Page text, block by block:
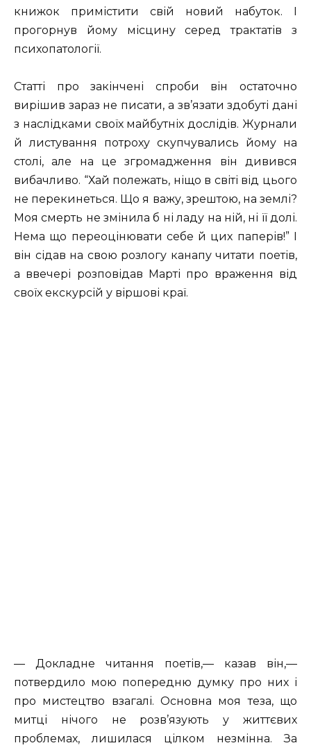
книжок примістити свій новий набуток. І
прогорнув йому місцину серед трактатів з
психопатології.
Статті про закінчені спроби він остаточно
вирішив зараз не писати, а зв’язати здобуті дані
з наслідками своїх майбутніх дослідів. Журнали
й листування потроху скупчувались йому на
столі, але на це згромадження він дивився
вибачливо. “Хай полежать, ніщо в світі від цього
не перекинеться. Що я важу, зрештою, на землі?
Моя смерть не змінила б ні ладу на ній, ні її долі.
Нема що переоцінювати себе й цих паперів!” І
він сідав на свою розлогу канапу читати поетів,
а ввечері розповідав Марті про враження від
своїх екскурсій у віршові краї.
— Докладне читання поетів,— казав він,—
потвердило мою попередню думку про них і
про мистецтво взагалі. Основна моя теза, що
митці нічого не розв’язують у життєвих
проблемах, лишилася цілком незмінна. За